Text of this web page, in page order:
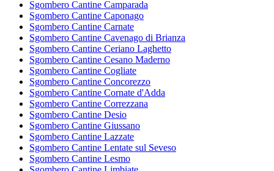
Sgombero Cantine Camparada
Sgombero Cantine Caponago
Sgombero Cantine Carnate
Sgombero Cantine Cavenago di Brianza
Sgombero Cantine Ceriano Laghetto
Sgombero Cantine Cesano Maderno
Sgombero Cantine Cogliate
Sgombero Cantine Concorezzo
Sgombero Cantine Cornate d'Adda
Sgombero Cantine Correzzana
Sgombero Cantine Desio
Sgombero Cantine Giussano
Sgombero Cantine Lazzate
Sgombero Cantine Lentate sul Seveso
Sgombero Cantine Lesmo